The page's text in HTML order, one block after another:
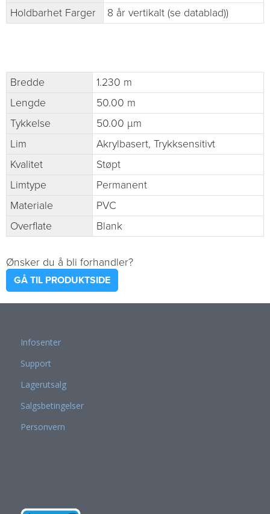
Holdbarhet Farger 8 år vertikalt (se datablad))
Bredde
1.230 m
Lengde
50.00 m
Tykkelse
50.00 µm
Lim
Akrylbasert, Trykksensitivt
Kvalitet
Støpt
Limtype
Permanent
Materiale
PVC
Overflate
Blank
Ønsker du å bli forhandler?
GÅ TIL PRODUKTSIDE
Infosenter
Support
Lagerutsalg
Salgsbetingelser
Personvern